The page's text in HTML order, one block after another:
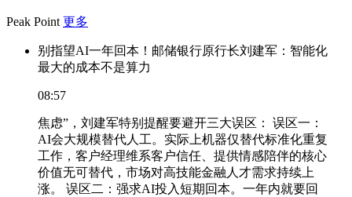
Peak Point 更多
别指望AI一年回本！邮储银行原行长刘建军：智能化
最大的成本不是算力
08:57
焦虑”，刘建军特别提醒要避开三大误区： 误区一：
AI会大规模替代人工。实际上机器仅替代标准化重复
工作，客户经理维系客户信任、提供情感陪伴的核心
价值无可替代，市场对高技能金融人才需求持续上
涨。 误区二：强求AI投入短期回本。一年内就要回